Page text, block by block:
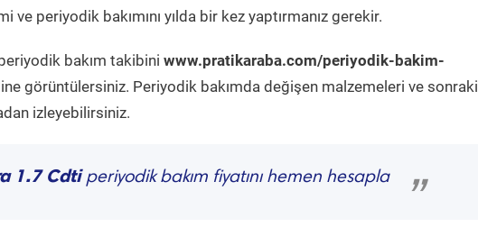
ve periyodik bakımını yılda bir kez yaptırmanız gerekir.
periyodik bakım takibini www.pratikaraba.com/periyodik-bakim-
görüntülersiniz. Periyodik bakımda değişen malzemeleri ve sonraki
izleyebilirsiniz.
1.7 Cdtiperiyodik bakım fiyatını hemen hesapla
”